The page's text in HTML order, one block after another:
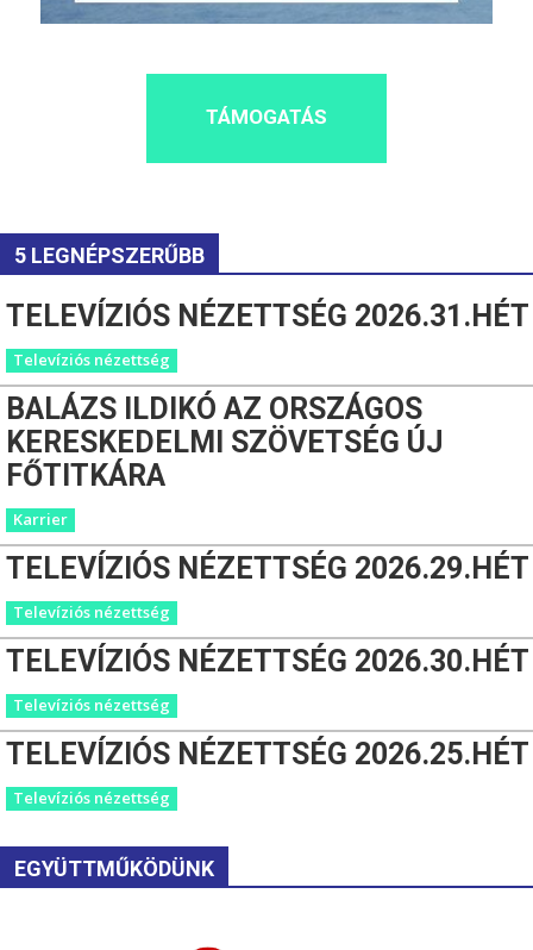
TÁMOGATÁS
5 LEGNÉPSZERŰBB
TELEVÍZIÓS NÉZETTSÉG 2026.31.HÉT
Televíziós nézettség
BALÁZS ILDIKÓ AZ ORSZÁGOS
KERESKEDELMI SZÖVETSÉG ÚJ
FŐTITKÁRA
Karrier
TELEVÍZIÓS NÉZETTSÉG 2026.29.HÉT
Televíziós nézettség
TELEVÍZIÓS NÉZETTSÉG 2026.30.HÉT
Televíziós nézettség
TELEVÍZIÓS NÉZETTSÉG 2026.25.HÉT
Televíziós nézettség
EGYÜTTMŰKÖDÜNK